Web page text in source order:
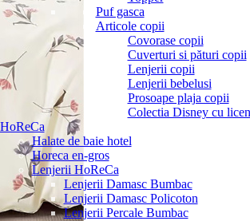
Puf gasca
Articole copii
Covorase copii
Cuverturi si pături copii
Lenjerii copii
Lenjerii bebelusi
Prosoape plaja copii
Colectia Disney cu
HoReCa
Halate de baie hotel
Horeca en-gros
Lenjerii HoReCa
Lenjerii Damasc Bumbac
Lenjerii Damasc Policoton
Lenjerii Percale Bumbac